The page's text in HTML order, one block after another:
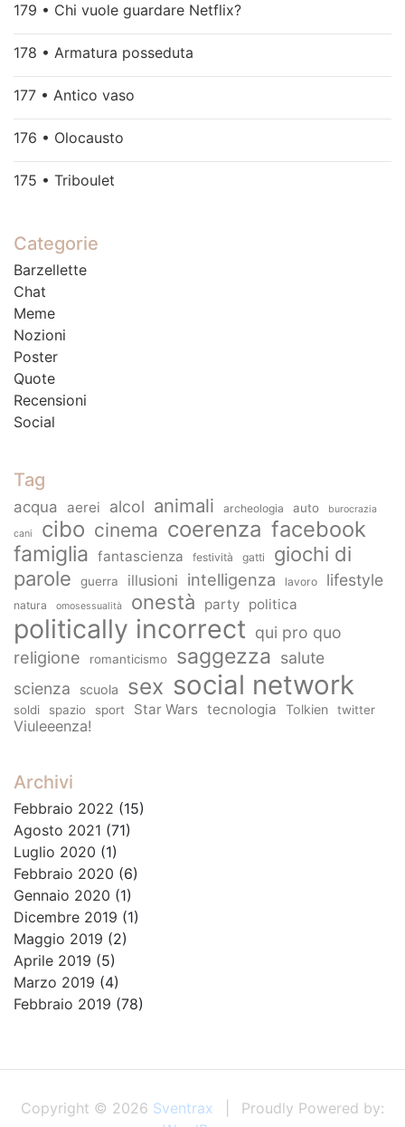
179 • Chi vuole guardare Netflix?
178 • Armatura posseduta
177 • Antico vaso
176 • Olocausto
175 • Triboulet
Categorie
Barzellette
Chat
Meme
Nozioni
Poster
Quote
Recensioni
Social
Tag
acqua aerei alcol animali archeologia auto burocrazia
cani cibo cinema coerenza facebook
famiglia fantascienza festività gatti
giochi di
parole
guerra illusioni intelligenza lavoro lifestyle
natura omosessualità onestà party politica
politically incorrect qui pro quo
religione romanticismo saggezza salute
scienza
scuola sex social network
soldi spazio sport Star Wars tecnologia Tolkien twitter
Viuleeenza!
Archivi
Febbraio 2022 (15)
Agosto 2021 (71)
Luglio 2020 (1)
Febbraio 2020 (6)
Gennaio 2020 (1)
Dicembre 2019 (1)
Maggio 2019 (2)
Aprile 2019 (5)
Marzo 2019 (4)
Febbraio 2019 (78)
Copyright © 2026 Sventrax
Proudly Powered by: